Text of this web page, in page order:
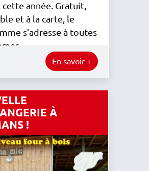
année. Gratuit,
et à la carte, le
s’adresse à toutes
En savoir +
À
!